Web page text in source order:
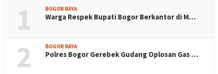
1 BOGOR RAYA
Warga Respek Bupati Bogor Berkantor di M…
2 BOGOR RAYA
Polres Bogor Gerebek Gudang Oplosan Gas …